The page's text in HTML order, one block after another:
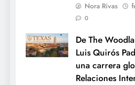
Nora Rivas
0
De The
Luis Quirós
una carrera
Relaciones